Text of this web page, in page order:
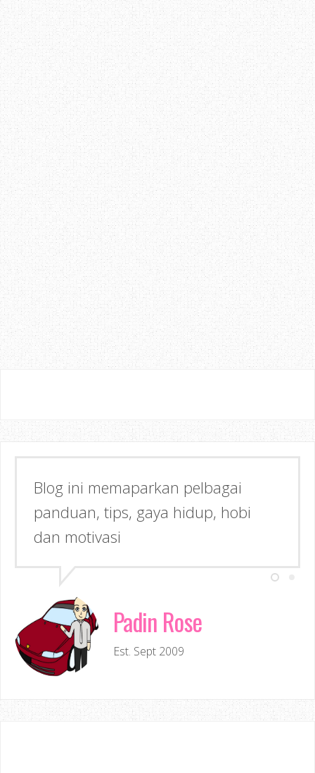
Blog ini memaparkan pelbagai
panduan, tips, gaya hidup, hobi
dan motivasi
Padin Rose
Est. Sept 2009